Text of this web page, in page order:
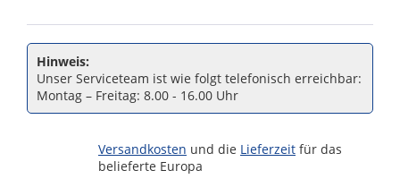
Hinweis:
Unser Serviceteam ist wie folgt telefonisch erreichbar:
Montag – Freitag: 8.00 - 16.00 Uhr
Versandkosten und die Lieferzeit für das
belieferte Europa